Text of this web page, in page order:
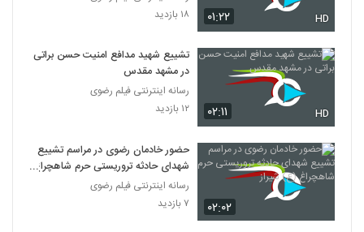
۰۱:۲۲ HD
۱۸ بازدید
۰۲:۱۱ HD
تشییع شهید مدافع امنیت حسن براتی
در مشهد مقدس
رسانه اینترنتی فیلم رضوی
۱۲ بازدید
۰۲:۰۲
حضور خادمان رضوی در مراسم تشییع
شهدای حادثه تروریستی حرم شاهچراغ
(ع) شیراز
رسانه اینترنتی فیلم رضوی
۷ بازدید